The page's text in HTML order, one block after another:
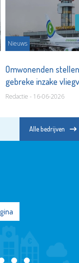
Nieuws
Omwonenden
gebreke inzake
Redactie - 16-06-2026
Alle bedrijven